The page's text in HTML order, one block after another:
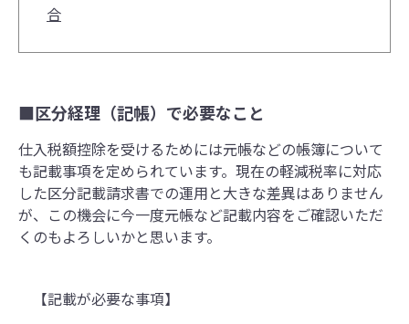
合
■区分経理（記帳）で必要なこと
仕入税額控除を受けるためには元帳などの帳簿について
も記載事項を定められています。現在の軽減税率に対応
した区分記載請求書での運用と大きな差異はありません
が、この機会に今一度元帳など記載内容をご確認いただ
くのもよろしいかと思います。
【記載が必要な事項】